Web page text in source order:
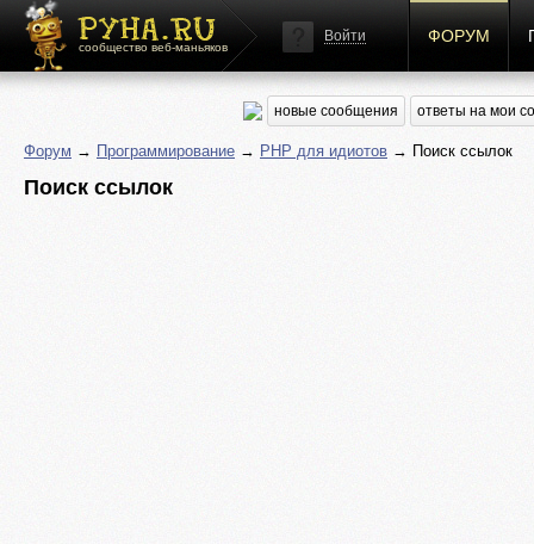
сообщество веб-маньяков
Войти ФОРУМ
новые сообщения ответы на мои
Форум → Программирование → PHP для идиотов → Поиск ссылок
Поиск ссылок